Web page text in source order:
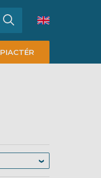
PIACTÉR